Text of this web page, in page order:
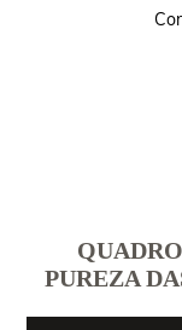
PUREZA